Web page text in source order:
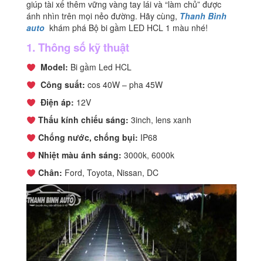
giúp tài xế thêm vững vàng tay lái và “làm chủ” được
ánh nhìn trên mọi nẻo đường. Hãy cùng, Thanh Bình
auto khám phá Bộ bi gầm LED HCL 1 màu nhé!
1. Thông số kỹ thuật
Model: Bi gầm Led HCL
Công suất: cos 40W – pha 45W
Điện áp: 12V
Thấu kính chiếu sáng: 3inch, lens xanh
Chống nước, chống bụi: IP68
Nhiệt màu ánh sáng: 3000k, 6000k
Chân: Ford, Toyota, Nissan, DC